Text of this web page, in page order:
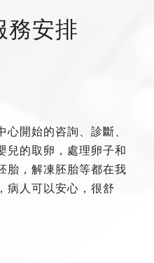
務安排
心開始的咨詢、診斷、
兒的取卵，處理卵子和
胎，解凍胚胎等都在我
病人可以安心，很舒